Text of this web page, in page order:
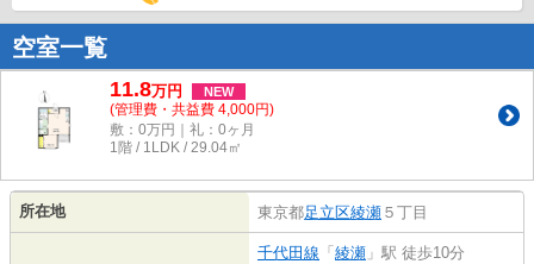
空室一覧
11.8万円 NEW
(管理費・共益費 4,000円)
敷：0万円｜礼：0ヶ月
1階 / 1LDK / 29.04㎡
所在地 東京都足立区綾瀬 ５丁目
千代田線 「綾瀬 」駅 徒歩10分